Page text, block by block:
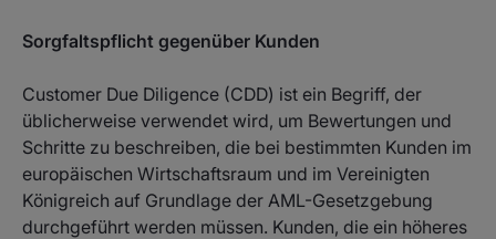
Sorgfaltspflicht gegenüber Kunden
Customer Due Diligence (CDD) ist ein Begriff, der
üblicherweise verwendet wird, um Bewertungen und
Schritte zu beschreiben, die bei bestimmten Kunden im
europäischen Wirtschaftsraum und im Vereinigten
Königreich auf Grundlage der AML-Gesetzgebung
durchgeführt werden müssen. Kunden, die ein höheres